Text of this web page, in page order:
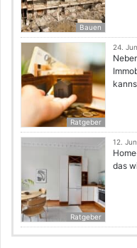
Bauen
Ratgeber
24.
Ratgeber
12.
das